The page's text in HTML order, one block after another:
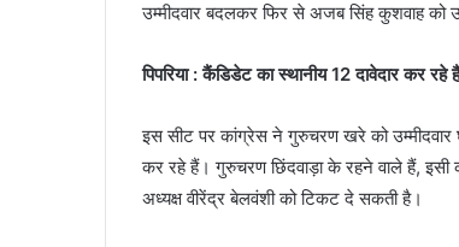
उम्मीदवार बदलकर फिर से अजब सिंह कुशवाह को
पिपरिया : कैंडिडेट का स्थानीय 12 दावेदार कर रहे
इस सीट पर कांग्रेस ने गुरुचरण खरे को उम्मीदवार
कर रहे हैं। गुरुचरण छिंदवाड़ा के रहने वाले हैं, इसी
अध्यक्ष वीरेंद्र बेलवंशी को टिकट दे सकती है।